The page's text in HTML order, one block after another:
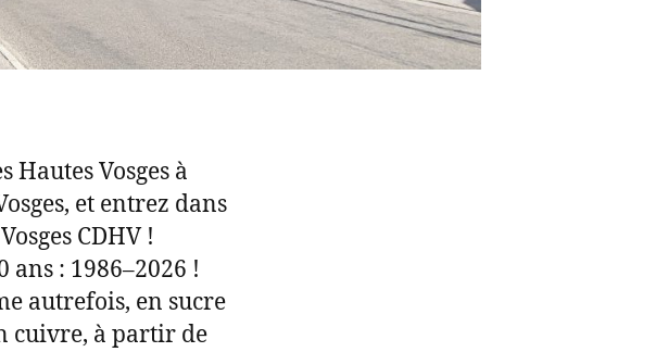
Hautes Vosges à
et entrez dans
CDHV !
ans : 1986–2026 !
autrefois, en sucre
cuivre, à partir de